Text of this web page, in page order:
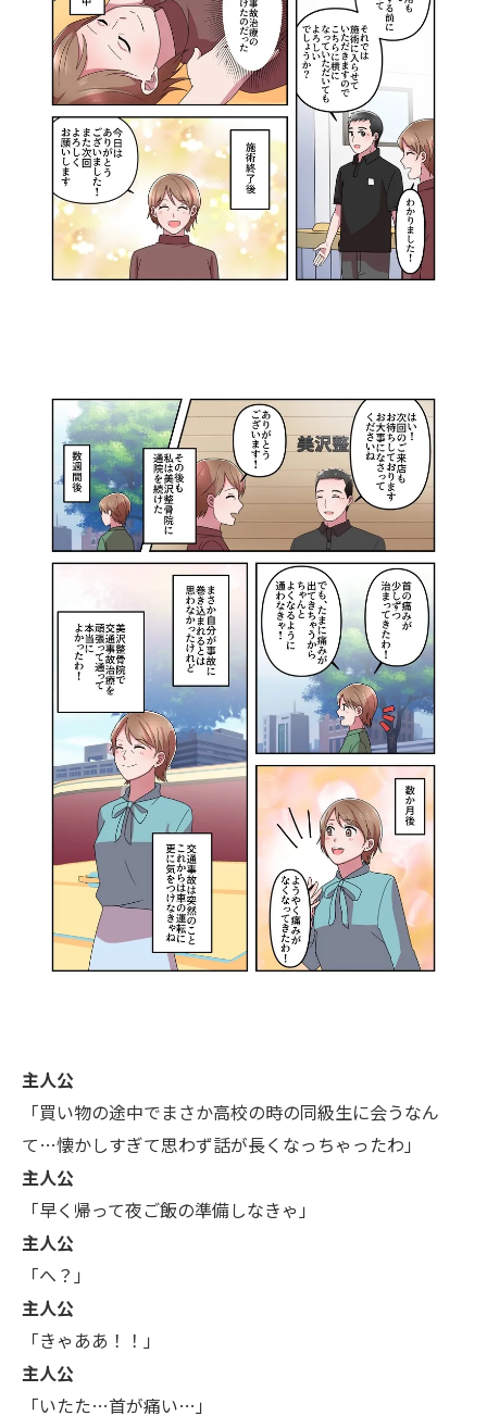
主人公
「買い物の途中でまさか高校の時の同級生に会うなん
て…懐かしすぎて思わず話が長くなっちゃったわ」
主人公
「早く帰って夜ご飯の準備しなきゃ」
主人公
「へ？」
主人公
「きゃああ！！」
主人公
「いたた…首が痛い…」